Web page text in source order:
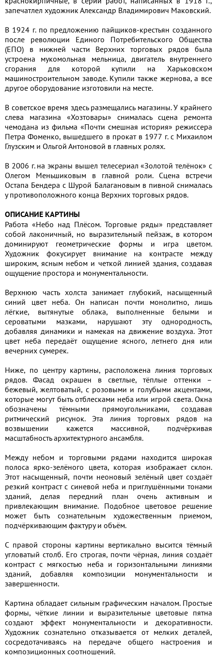
запечатлел художник Александр Владимирович Маковский.
В 1924 г. по предложению пайщиков-крестьян созданного
после революции Единого Потребительского Общества
(ЕПО) в нижней части Верхних торговых рядов была
устроена мукомольная мельница, двигатель внутреннего
сгорания для которой купили на Харьковском
машиностроительном заводе. Купили также жернова, а все
другое оборудование изготовили на месте.
В советское время здесь размещались магазины. У крайнего
слева магазина «Хозтовары» снималась сцена ремонта
чемодана из фильма «Почти смешная история» режиссера
Петра Фоменко, вышедшего в прокат в 1977 г. с Михаилом
Глузским и Ольгой Антоновой в главных ролях.
В 2006 г. на экраны вышел телесериал «Золотой телёнок» с
Олегом Меньшиковым в главной роли. Сцена встречи
Остапа Бендера с Шурой Балагановым в пивной снималась
у противоположного конца Верхних торговых рядов.
ОПИСАНИЕ КАРТИНЫ
Работа «Небо над Плёсом. Торговые ряды» представляет
собой лаконичный, но выразительный пейзаж, в котором
доминируют геометрические формы и игра цветом.
Художник фокусирует внимание на контрасте между
широким, ясным небом и четкой линией здания, создавая
ощущение простора и монументальности.
Верхнюю часть холста занимает глубокий, насыщенный
синий цвет неба. Он написан почти монолитно, лишь
лёгкие, вытянутые облака, выполненные белыми и
сероватыми мазками, нарушают эту однородность,
добавляя динамики и намекая на движение воздуха. Этот
цвет неба передаёт ощущение ясного, летнего дня или
вечерних сумерек.
Ниже, по центру картины, расположена линия торговых
рядов. Фасад окрашен в светлые, тёплые оттенки –
бежевый, желтоватый, с розовыми и голубыми акцентами,
которые могут быть отблесками неба или игрой света. Окна
обозначены тёмными прямоугольниками, создавая
ритмический рисунок. Эта линия торговых рядов на
возвышении кажется массивной, подчёркивая
масштабность архитектурного ансамбля.
Между небом и торговыми рядами находится широкая
полоса ярко-зелёного цвета, которая изображает склон.
Этот насыщенный, почти неоновый зелёный цвет создаёт
резкий контраст с синевой неба и приглушёнными тонами
зданий, делая передний план очень активным и
привлекающим внимание. Подобное цветовое решение
может быть сознательным художественным приемом,
подчёркивающим фактуру и объём.
С правой стороны картины вертикально высится тёмный
угловатый столб. Его строгая, почти чёрная, линия создаёт
контраст с мягкостью неба и горизонтальными линиями
зданий, добавляя композиции монументальности и
завершенности.
Картина обладает сильным графическим началом. Простые
формы, чёткие линии и выразительные цветовые пятна
создают эффект монументальности и декоративности.
Художник сознательно отказывается от мелких деталей,
сосредотачиваясь на передаче общего настроения и
композиционных соотношений.